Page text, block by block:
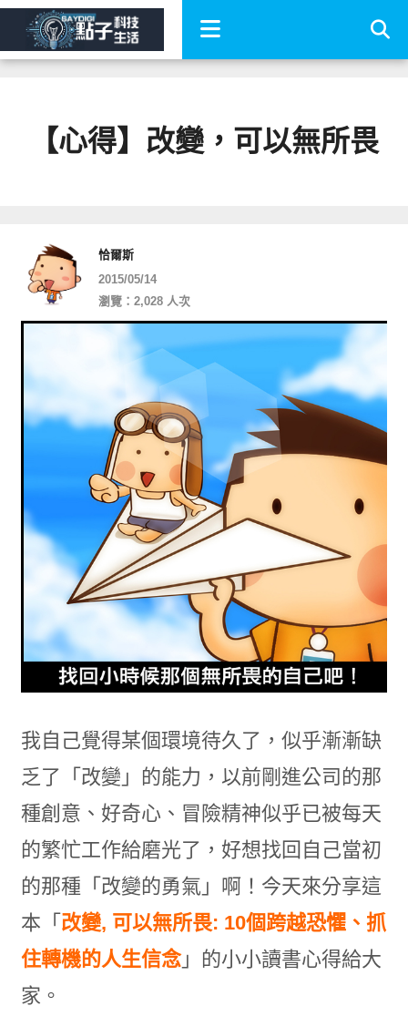
【心得】改變，可以無所畏
恰爾斯
2015/05/14
瀏覽：2,028 人次
我自己覺得某個環境待久了，似乎漸漸缺
乏了「改變」的能力，以前剛進公司的那
種創意、好奇心、冒險精神似乎已被每天
的繁忙工作給磨光了，好想找回自己當初
的那種「改變的勇氣」啊！今天來分享這
本「 改變, 可以無所畏: 10個跨越恐懼、抓
住轉機的人生信念」的小小讀書心得給大
家。